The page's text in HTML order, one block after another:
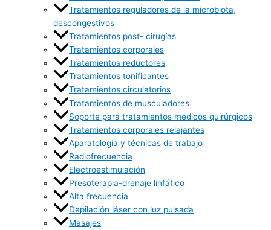
Tratamientos reguladores de la microbiota,
descongestivos
Tratamientos post- cirugías
Tratamientos corporales
Tratamientos reductores
Tratamientos tonificantes
Tratamientos circulatorios
Tratamientos de musculadores
Soporte para tratamientos médicos quirúrgicos
Tratamientos corporales relajantes
Aparatología y técnicas de trabajo
Radiofrecuencia
Electroestimulación
Presoterapia-drenaje linfático
Alta frecuencia
Depilación láser con luz pulsada
Masajes